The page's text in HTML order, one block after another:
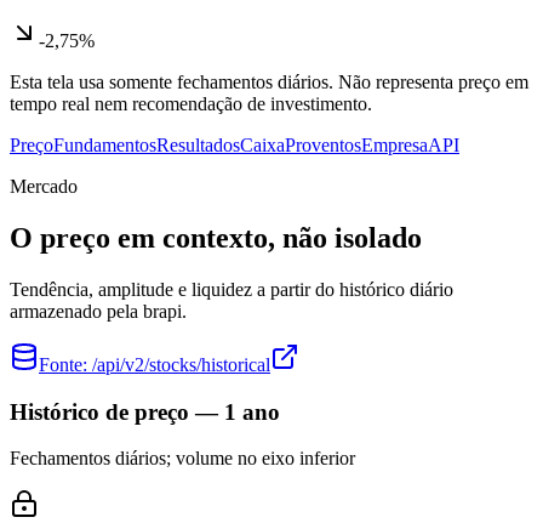
-2,75%
Esta tela usa somente fechamentos diários. Não representa preço em
tempo real nem recomendação de investimento.
PreçoFundamentosResultadosCaixaProventosEmpresaAPI
Mercado
O preço em contexto, não isolado
Tendência, amplitude e liquidez a partir do histórico diário
armazenado pela brapi.
Fonte: /api/v2/stocks/historical
Histórico de preço — 1 ano
Fechamentos diários; volume no eixo inferior